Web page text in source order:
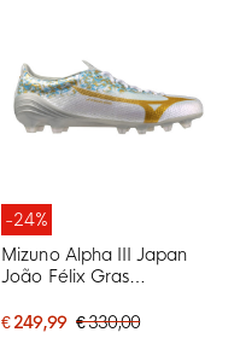
-24%
Mizuno Alpha III Japan
João Félix Gras
Wit Goud Lichtblauw
€ 249,99 € 330,00